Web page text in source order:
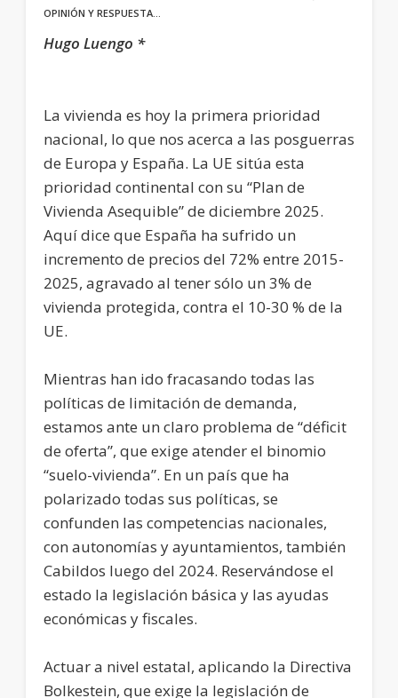
OPINIÓN Y RESPUESTA…
Hugo Luengo *
La vivienda es hoy la primera prioridad
nacional, lo que nos acerca a las posguerras
de Europa y España. La UE sitúa esta
prioridad continental con su “Plan de
Vivienda Asequible” de diciembre 2025.
Aquí dice que España ha sufrido un
incremento de precios del 72% entre 2015-
2025, agravado al tener sólo un 3% de
vivienda protegida, contra el 10-30 % de la
UE.
Mientras han ido fracasando todas las
políticas de limitación de demanda,
estamos ante un claro problema de “déficit
de oferta”, que exige atender el binomio
“suelo-vivienda”. En un país que ha
polarizado todas sus políticas, se
confunden las competencias nacionales,
con autonomías y ayuntamientos, también
Cabildos luego del 2024. Reservándose el
estado la legislación básica y las ayudas
económicas y fiscales.
Actuar a nivel estatal, aplicando la Directiva
Bolkestein, que exige la legislación de